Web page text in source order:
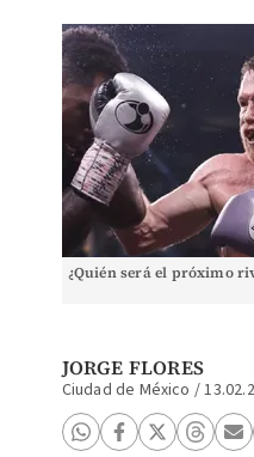
¿Quién será el próximo
JORGE FLORES
Ciudad de México /